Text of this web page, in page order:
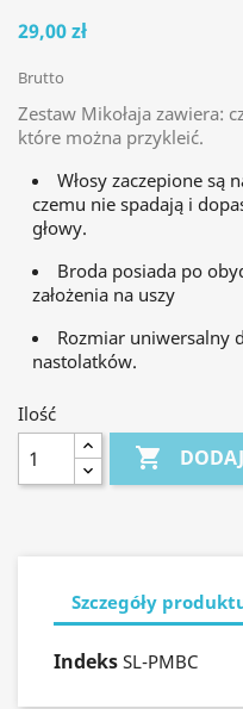
29,00 zł
Brutto
Zestaw Mikołaja zawiera:
które można przykleić.
Włosy zaczepione są
czemu nie spadają i
głowy.
Broda posiada po
założenia na uszy
Rozmiar uniwersalny
nastolatków.
Ilość

Szczegóły
Indeks SL-PMBC